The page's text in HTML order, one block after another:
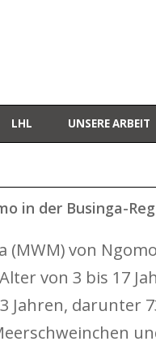
LHL UNSERE ARBEIT
in der Businga-
(MWM) von
von 3 bis 17
Jahren, darunter